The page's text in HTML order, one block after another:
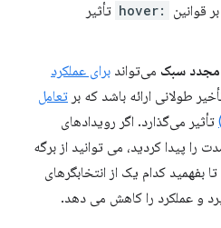
قوانین
:hover
تأثیر
مجدد سبک می‌تواند برای عملکرد
طولانی ارائه باشد که بر تعامل
تأثیر می‌گذارد. اگر رویدادهای
را پیدا کردید، می توانید از برگه
بفهمید کدام یک از انتخابگرهای